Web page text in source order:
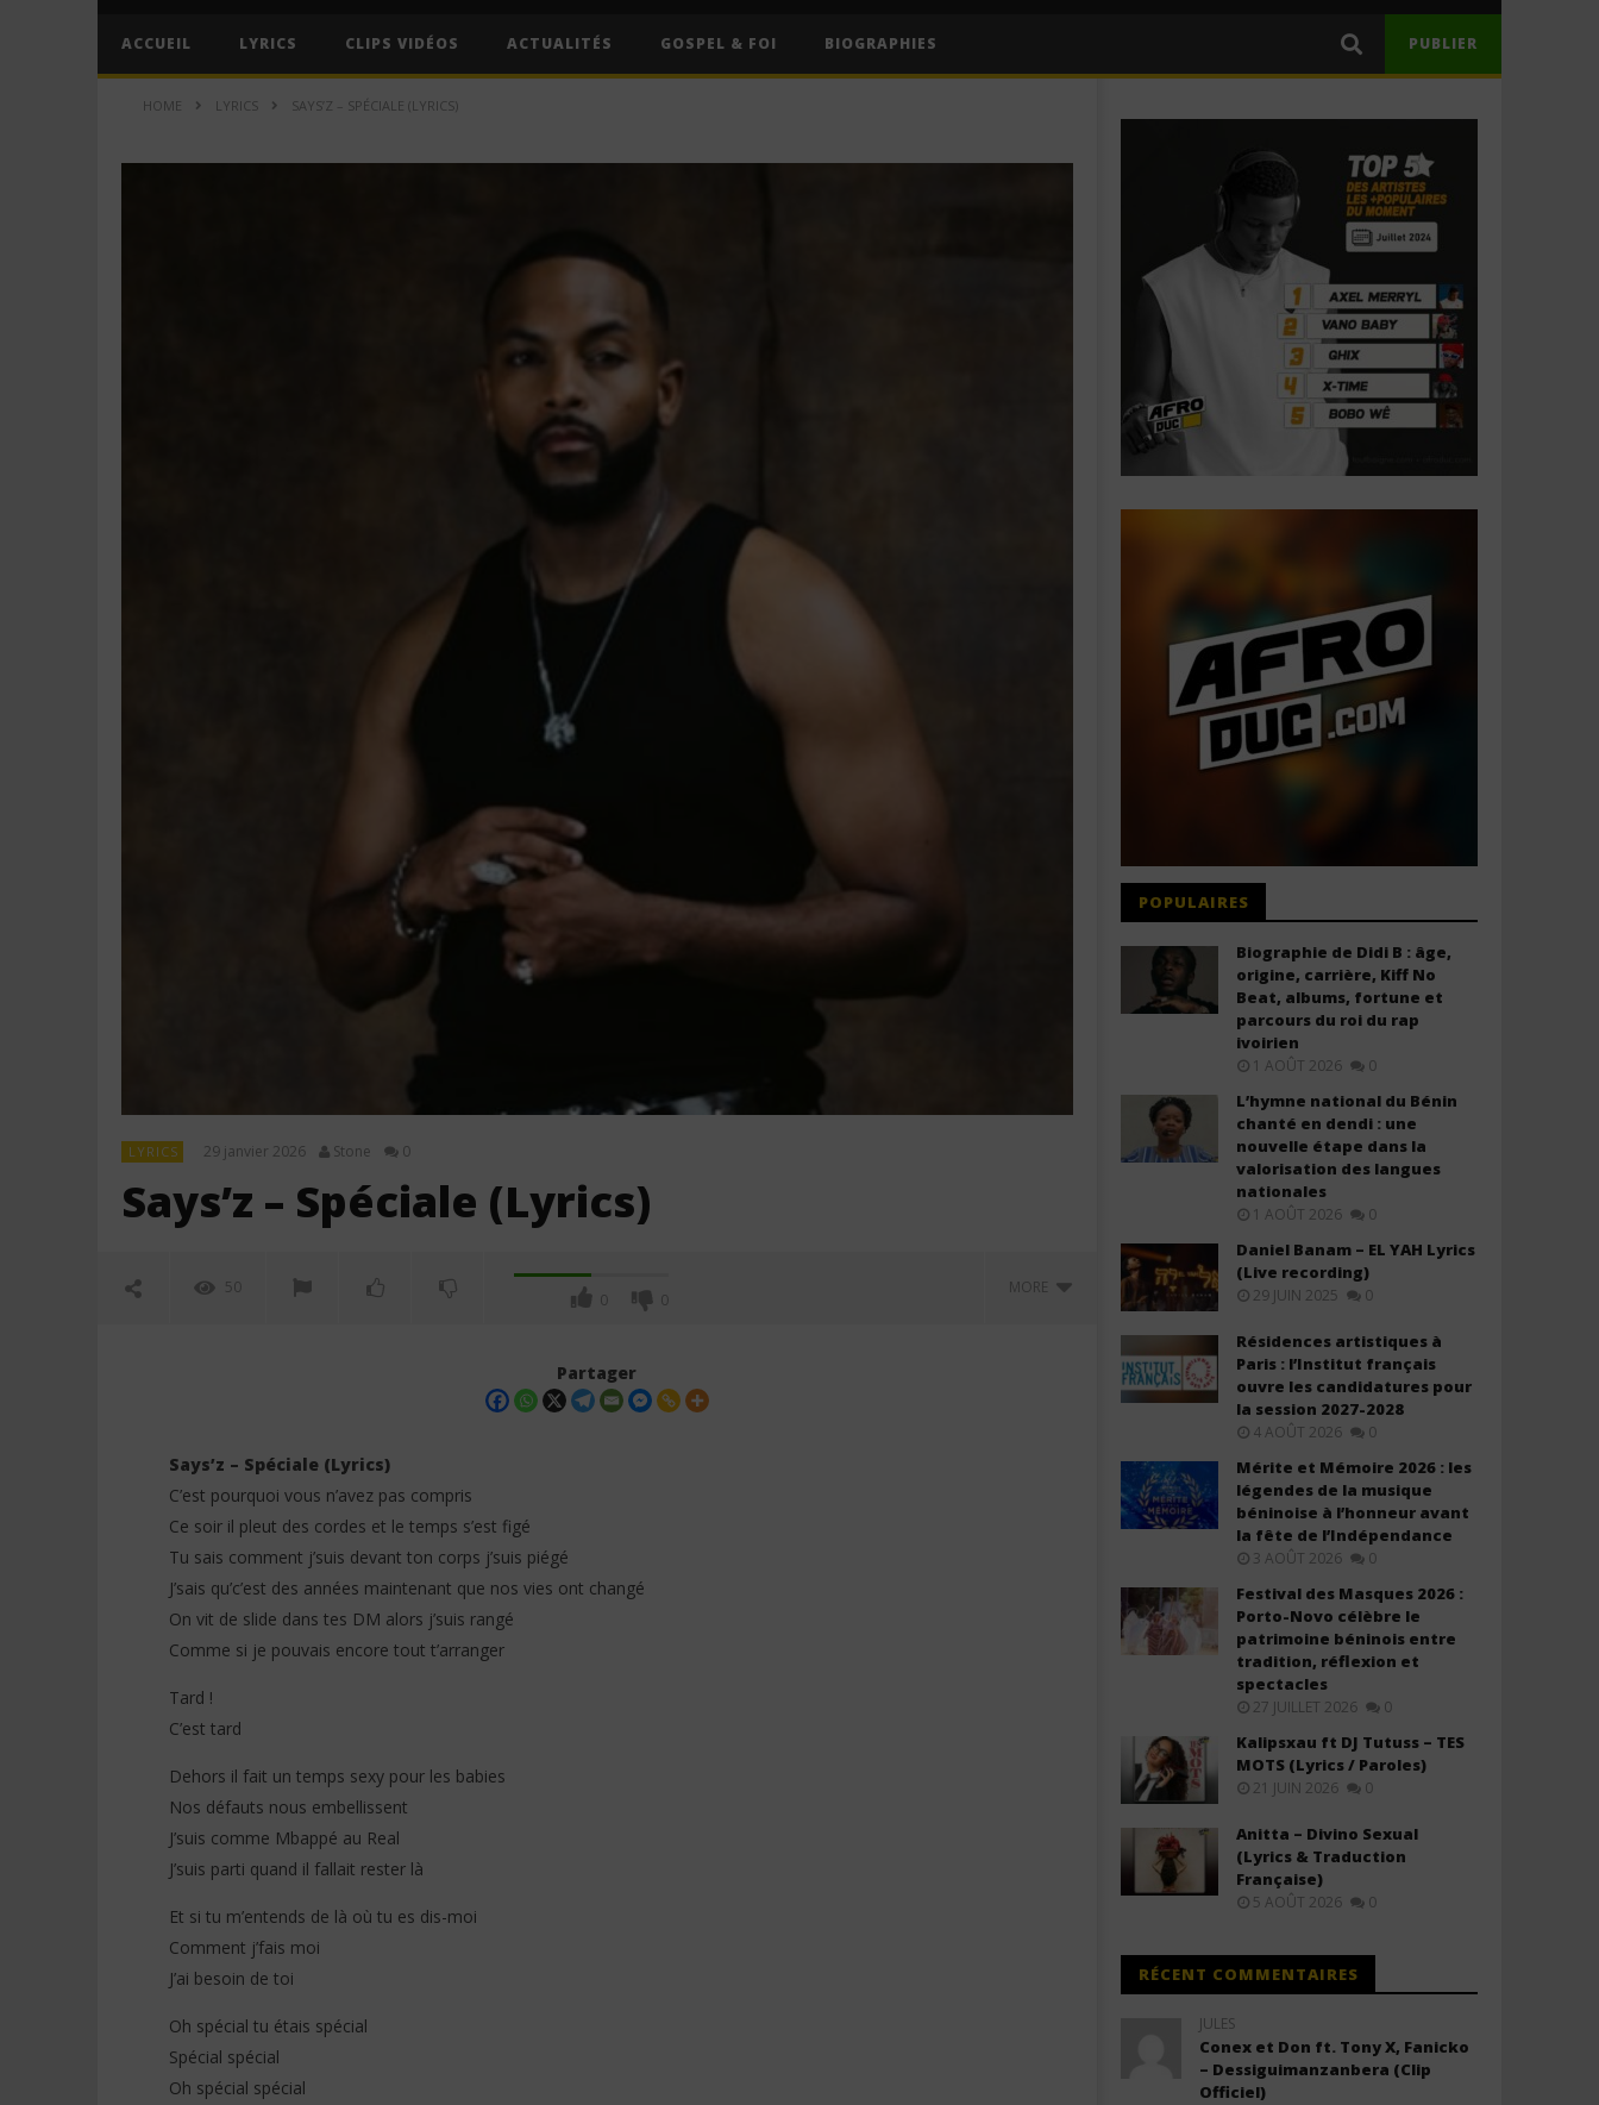
ACCUEIL LYRICS CLIPS VIDÉOS ACTUALITÉS GOSPEL & FOI BIOGRAPHIES PUBLIER
HOME LYRICS SAYS’Z – SPÉCIALE (LYRICS)
LYRICS 29 janvier 2026 Stone 0
Says’z – Spéciale (Lyrics)
50
0 0
MORE
NOW VIEWING
Says’z – Spéciale (Lyrics)
2026
Davido ft. Aya Nakamura - Yaya
(Lyrics & Traduction)
janvier
Black M ft. Ariel Sheney – Monter
Descendre (Lyrics / Paroles)
Gims – Fantaisie (Lyrics /
29
janvier
2026
Stone
Partager
Says’z – Spéciale (Lyrics)
C’est pourquoi vous n’avez pas compris
Ce soir il pleut des cordes et le temps s’est figé
Tu sais comment j’suis devant ton corps j’suis piégé
J’sais qu’c’est des années maintenant que nos vies ont changé
On vit de slide dans tes DM alors j’suis rangé
Comme si je pouvais encore tout t’arranger
Tard !
C’est tard
Dehors il fait un temps sexy pour les babies
Nos défauts nous embellissent
J’suis comme Mbappé au Real
J’suis parti quand il fallait rester là
Et si tu m’entends de là où tu es dis-moi
Comment j’fais moi
J’ai besoin de toi
Oh spécial tu étais spécial
Spécial spécial
Oh spécial spécial
POPULAIRES
Biographie de Didi B : âge,
origine, carrière, Kiff No
Beat, albums, fortune et
parcours du roi du rap
ivoirien
1 AOÛT 2026 0
L’hymne national du Bénin
chanté en dendi : une
nouvelle étape dans la
valorisation des langues
nationales
1 AOÛT 2026 0
Daniel Banam – EL YAH Lyrics
(Live recording)
29 JUIN 2025 0
Résidences artistiques à
Paris : l’Institut français
ouvre les candidatures pour
la session 2027-2028
4 AOÛT 2026 0
Mérite et Mémoire 2026 : les
légendes de la musique
béninoise à l’honneur avant
la fête de l’Indépendance
3 AOÛT 2026 0
Festival des Masques 2026 :
Porto-Novo célèbre le
patrimoine béninois entre
tradition, réflexion et
spectacles
27 JUILLET 2026 0
Kalipsxau ft DJ Tutuss – TES
MOTS (Lyrics / Paroles)
21 JUIN 2026 0
Anitta – Divino Sexual
(Lyrics & Traduction
Française)
5 AOÛT 2026 0
RÉCENT COMMENTAIRES
JULES
Conex et Don ft. Tony X, Fanicko
– Dessiguimanzanbera (Clip
Officiel)